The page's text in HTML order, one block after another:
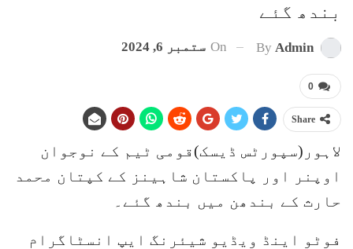
بندھ گئے
By Admin
On ستمبر 6, 2024
0
Share
لاہور(سپورٹس ڈیسک)قومی ٹیم کے نوجوان
اوپنر اور پاکستان شاہینز کے کپتان محمد
حارث کے بندھن میں بندھ گئے۔
فوٹو اینڈ ویڈیو شیئرنگ ایپ انسٹاگرام